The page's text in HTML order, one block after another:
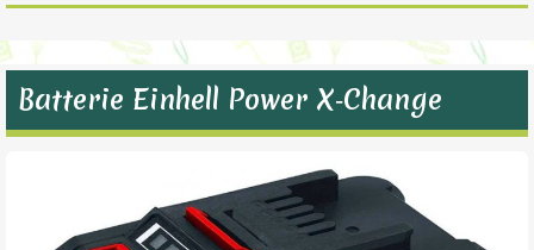
Batterie Einhell Power X‑Change